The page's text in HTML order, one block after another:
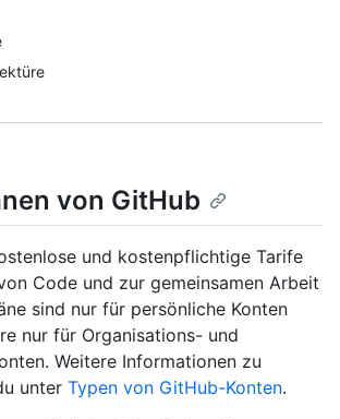
von GitHub
und kostenpflichtige Tarife
Code und zur gemeinsamen Arbeit
sind nur für persönliche Konten
nur für Organisations- und
Weitere Informationen zu
unter Typen von GitHub-Konten.